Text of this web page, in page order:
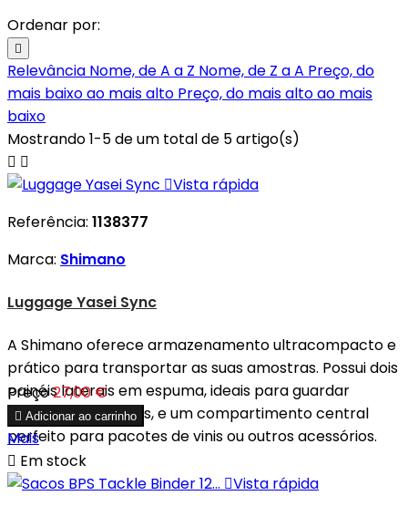
Ordenar por:

Relevância Nome, de A a Z Nome, de Z a A Preço, do
mais baixo ao mais alto Preço, do mais alto ao mais
baixo
Mostrando 1-5 de um total de 5 artigo(s)
 
Vista rápida
Referência: 1138377
Marca: Shimano
Luggage Yasei Sync
A Shimano oferece armazenamento ultracompacto e
prático para transportar as suas amostras. Possui dois
painéis laterais em espuma, ideais para guardar
pequenos hardbaits, e um compartimento central
perfeito para pacotes de vinis ou outros acessórios.
Preço27,00 €
 Adicionar ao carrinho
Mais
 Em stock
Vista rápida